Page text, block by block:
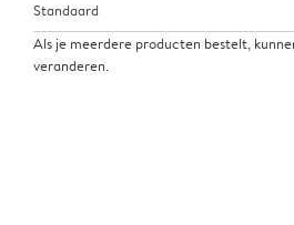
Standaard
Als je meerdere producten bestelt,
veranderen.